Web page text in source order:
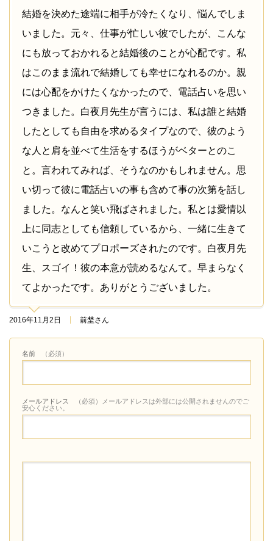
結婚を決めた途端に相手が冷たくなり、悩んでしま
いました。元々、仕事が忙しい彼でしたが、こんな
にも放っておかれると結婚後のことが心配です。私
はこのまま流れで結婚しても幸せになれるのか。親
には心配をかけたくなかったので、電話占いを思い
つきました。白夜月先生が言うには、私は誰と結婚
したとしても自由を求めるタイプなので、彼のよう
な人と肩を並べて生活をするほうがベターとのこ
と。言われてみれば、そうなのかもしれません。思
い切って彼に電話占いの事も含めて事の次第を話し
ました。なんと笑い飛ばされました。私とは愛情以
上に同志としても信頼しているから、一緒に生きて
いこうと改めてプロポーズされたのです。白夜月先
生、スゴイ！彼の本意が読めるなんて。早まらなく
てよかったです。ありがとうございました。
2016年11月2日 前埜さん
名前 （必須）
メールアドレス
（必須）メールアドレスは外部には公開されませんのでご
安心ください。